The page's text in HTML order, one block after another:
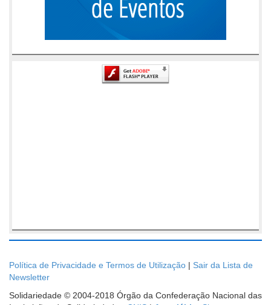
Política de Privacidade e Termos de Utilização | Sair da Lista de
Newsletter
Solidariedade © 2004-2018 Órgão da Confederação Nacional das